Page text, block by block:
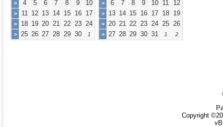
> 4 5 6 7 8 9 10
> 11 12 13 14 15 16 17
> 18 19 20 21 22 23 24
> 25 26 27 28 29 30 1
> 6 7 8 9 10 11 12
> 13 14 15 16 17 18 19
> 20 21 22 23 24 25 26
> 27 28 29 30 31 1 2
Copyright